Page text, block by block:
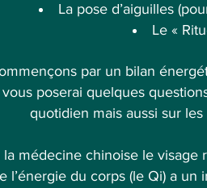
La pose d’aiguilles
Le «
par un bilan
vous poserai quelques
quotidien mais aussi sur
la médecine chinoise le visage
l’énergie du corps (le Qi) a